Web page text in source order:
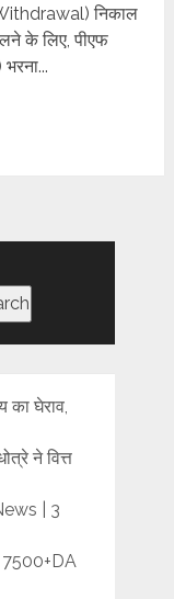
निकाल
के लिए, पीएफ
घेराव,
ने वित्त
| 3
7500+DA